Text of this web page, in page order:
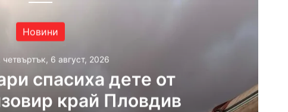
Новини
четвъртък, 6 август, 2026
спасиха дете от
край Пловдив